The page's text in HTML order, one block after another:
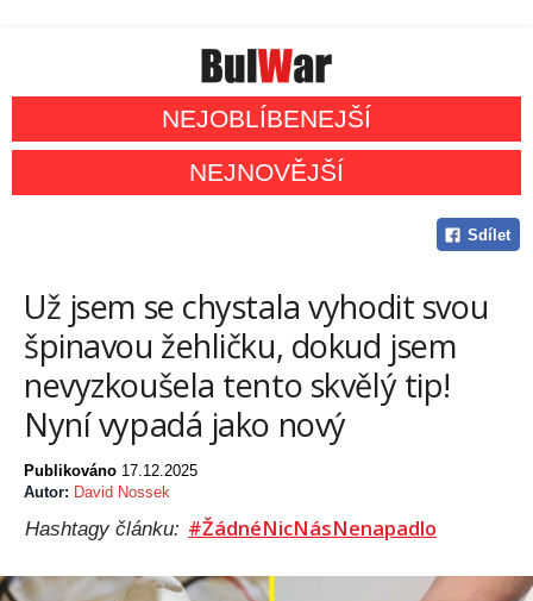
NEJOBLÍBENEJŠÍ
NEJNOVĚJŠÍ
Sdílet
Už jsem se chystala vyhodit svou
špinavou žehličku, dokud jsem
nevyzkoušela tento skvělý tip!
Nyní vypadá jako nový
Publikováno 17.12.2025
Autor: David Nossek
Hashtagy článku: #ŽádnéNicNásNenapadlo